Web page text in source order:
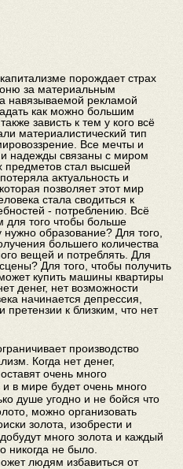
порождает страх
за материальным
навязываемой рекламой
как можно большим
зависть к тем у кого всё
материалистический тип
Все мечты и
надежды связаны с миром
стал высшей
актуальность и
позволяет этот мир
стала сводиться к
- потреблению. Всё
для того чтобы больше
нужно образование? Для того,
большего количества
вещей и потреблять. Для
Для того, чтобы получить
купить машины квартиры
денег, нет возможности
начинается депрессия,
к близким, что нет
производство
Когда нет денег,
очень много
и в мире будет очень много
душе угодно и не бойся что
можно организовать
золота, изобрести и
много золота и каждый
никогда не было.
людям избавиться от